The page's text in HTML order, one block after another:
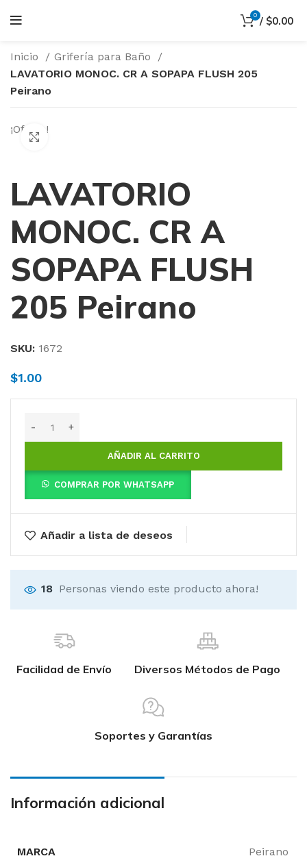
0 / $0.00
Inicio
Grifería para Baño
LAVATORIO MONOC. CR A SOPAPA FLUSH 205
Peirano
¡Oferta!
LAVATORIO
MONOC. CR A
SOPAPA FLUSH
205 Peirano
SKU: 1672
$1.00
AÑADIR AL CARRITO
COMPRAR POR WHATSAPP
Añadir a lista de deseos
18 Personas viendo este producto ahora!
Facilidad de Envío Diversos Métodos de Pago
Soportes y Garantías
Información adicional
MARCA Peirano